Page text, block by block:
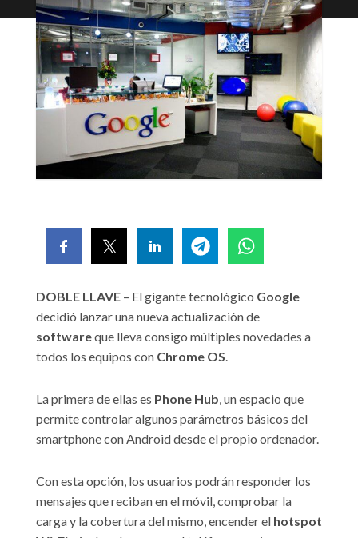
DOBLE LLAVE – El gigante tecnológico Google
decidió lanzar una nueva actualización de
softwareque lleva consigo múltiples novedades a
todos los equipos con Chrome OS.
La primera de ellas es Phone Hub, un espacio que
permite controlar algunos parámetros básicos del
smartphone con Android desde el propio ordenador.
Con esta opción, los usuarios podrán responder los
mensajes que reciban en el móvil, comprobar la
carga y la cobertura del mismo, encender el hotspot